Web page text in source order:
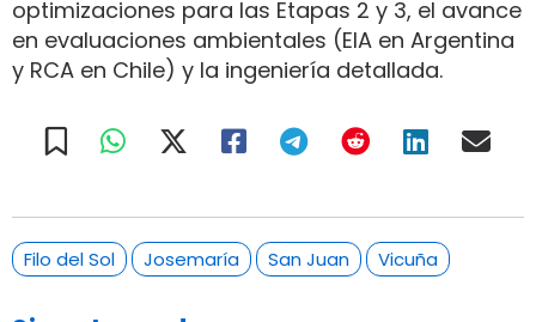
optimizaciones para las Etapas 2 y 3, el avance
en evaluaciones ambientales (EIA en Argentina
y RCA en Chile) y la ingeniería detallada.
Filo del Sol Josemaría San Juan Vicuña